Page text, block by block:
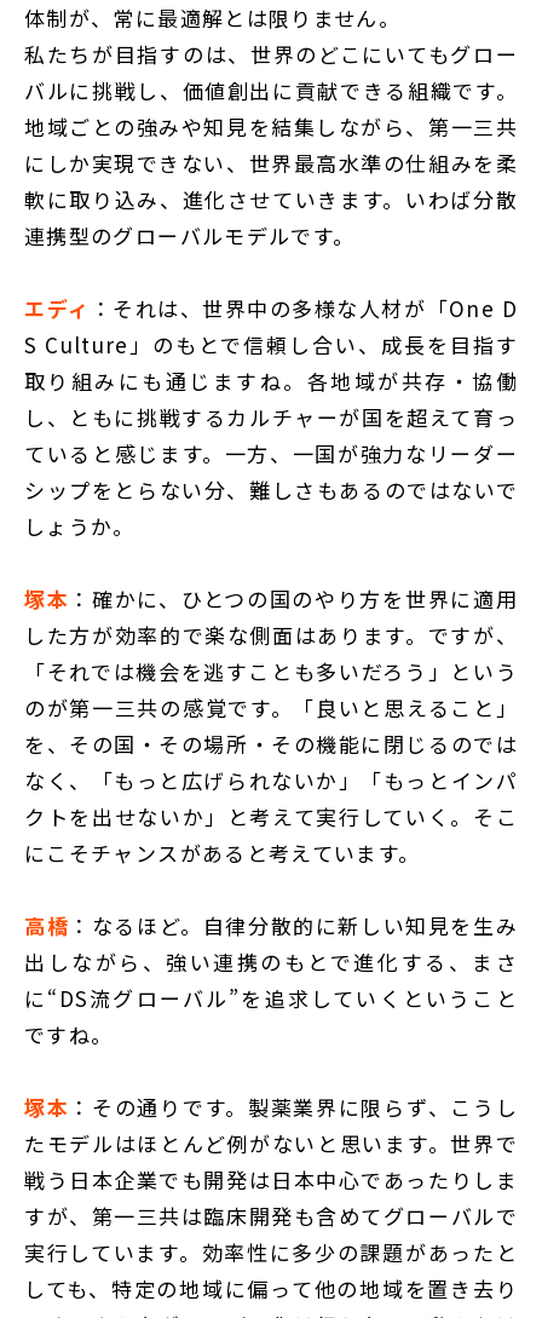
体制が、常に最適解とは限りません。
私たちが目指すのは、世界のどこにいてもグロー
バルに挑戦し、価値創出に貢献できる組織です。
地域ごとの強みや知見を結集しながら、第一三共
にしか実現できない、世界最高水準の仕組みを柔
軟に取り込み、進化させていきます。いわば分散
連携型のグローバルモデルです。
エディ ：それは、世界中の多様な人材が「One D
S Culture」のもとで信頼し合い、成長を目指す
取り組みにも通じますね。各地域が共存・協働
し、ともに挑戦するカルチャーが国を超えて育っ
ていると感じます。一方、一国が強力なリーダー
シップをとらない分、難しさもあるのではないで
しょうか。
塚本 ：確かに、ひとつの国のやり方を世界に適用
した方が効率的で楽な側面はあります。ですが、
「それでは機会を逃すことも多いだろう」という
のが第一三共の感覚です。「良いと思えること」
を、その国・その場所・その機能に閉じるのでは
なく、「もっと広げられないか」「もっとインパ
クトを出せないか」と考えて実行していく。そこ
にこそチャンスがあると考えています。
高橋 ：なるほど。自律分散的に新しい知見を生み
出しながら、強い連携のもとで進化する、まさ
に“DS流グローバル”を追求していくということ
ですね。
塚本 ：その通りです。製薬業界に限らず、こうし
たモデルはほとんど例がないと思います。世界で
戦う日本企業でも開発は日本中心であったりしま
すが、第一三共は臨床開発も含めてグローバルで
実行しています。効率性に多少の課題があったと
しても、特定の地域に偏って他の地域を置き去り